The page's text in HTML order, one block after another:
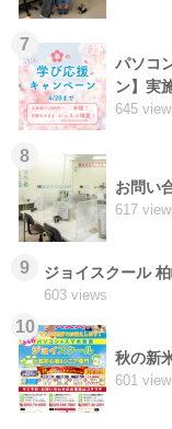
7
パソコ
ン】実
645
8
お問い
617
9 ジョイスクール
603 views
10
秋の新
601